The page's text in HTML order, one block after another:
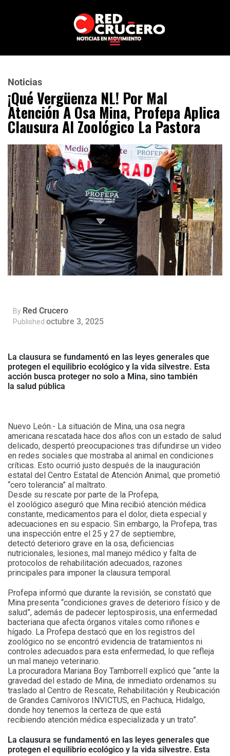
Noticias
¡Qué Vergüenza NL! Por Mal
Atención A Osa Mina, Profepa Aplica
Clausura Al Zoológico La Pastora
By Red Crucero
Published octubre 3, 2025
La clausura se fundamentó en las leyes generales que
protegen el equilibrio ecológico y la vida silvestre. Esta
acción busca proteger no solo a Mina, sino también
la salud pública
Nuevo León.- La situación de Mina, una osa negra
americana rescatada hace dos años con un estado de salud
delicado, despertó preocupaciones tras difundirse un video
en redes sociales que mostraba al animal en condiciones
críticas. Esto ocurrió justo después de la inauguración
estatal del Centro Estatal de Atención Animal, que prometió
“cero tolerancia” al maltrato.
Desde su rescate por parte de la Profepa,
el zoológico aseguró que Mina recibió atención médica
constante, medicamentos para el dolor, dieta especial y
adecuaciones en su espacio. Sin embargo, la Profepa, tras
una inspección entre el 25 y 27 de septiembre,
detectó deterioro grave en la osa, deficiencias
nutricionales, lesiones, mal manejo médico y falta de
protocolos de rehabilitación adecuados, razones
principales para imponer la clausura temporal.
Profepa informó que durante la revisión, se constató que
Mina presenta “condiciones graves de deterioro físico y de
salud”, además de padecer leptospirosis, una enfermedad
bacteriana que afecta órganos vitales como riñones e
hígado. La Profepa destacó que en los registros del
zoológico no se encontró evidencia de tratamientos ni
controles adecuados para esta enfermedad, lo que refleja
un mal manejo veterinario.
La procuradora Mariana Boy Tamborrell explicó que “ante la
gravedad del estado de Mina, de inmediato ordenamos su
traslado al Centro de Rescate, Rehabilitación y Reubicación
de Grandes Carnívoros INVICTUS, en Pachuca, Hidalgo,
donde hoy tenemos la certeza de que está
recibiendo atención médica especializada y un trato”.
La clausura se fundamentó en las leyes generales que
protegen el equilibrio ecológico y la vida silvestre. Esta